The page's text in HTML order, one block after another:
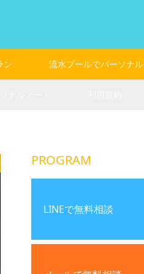
ン 流水プールでパーソナル
PROGRAM
LINEで無料相談